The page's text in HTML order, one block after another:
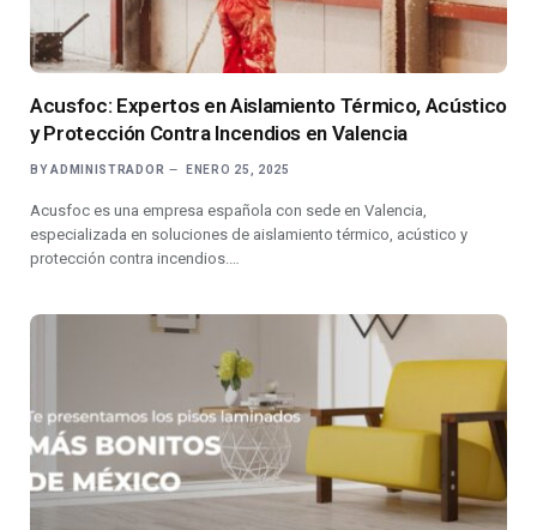
Acusfoc: Expertos en Aislamiento Térmico, Acústico
y Protección Contra Incendios en Valencia
BY ADMINISTRADOR ENERO 25, 2025
Acusfoc es una empresa española con sede en Valencia,
especializada en soluciones de aislamiento térmico, acústico y
protección contra incendios.…